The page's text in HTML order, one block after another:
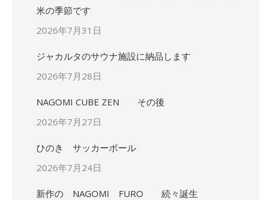
米の季節です
2026年7月31日
ジャカルタのサウナ施設に納品します
2026年7月28日
NAGOMI CUBE ZEN その後
2026年7月27日
ひのき サッカーボール
2026年7月24日
新作の NAGOMI FURO 続々誕生